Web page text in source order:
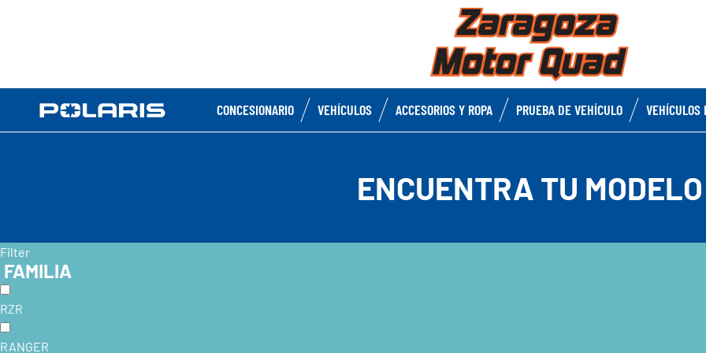
CONCESIONARIO VEHÍCULOS ACCESORIOS Y ROPA PRUEBA DE VEHÍCULO VEHÍCULOS
ENCUENTRA TU MODELO
Filter
FAMILIA
RZR
RANGER